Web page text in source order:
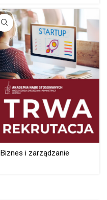
Biznes i zarządzanie